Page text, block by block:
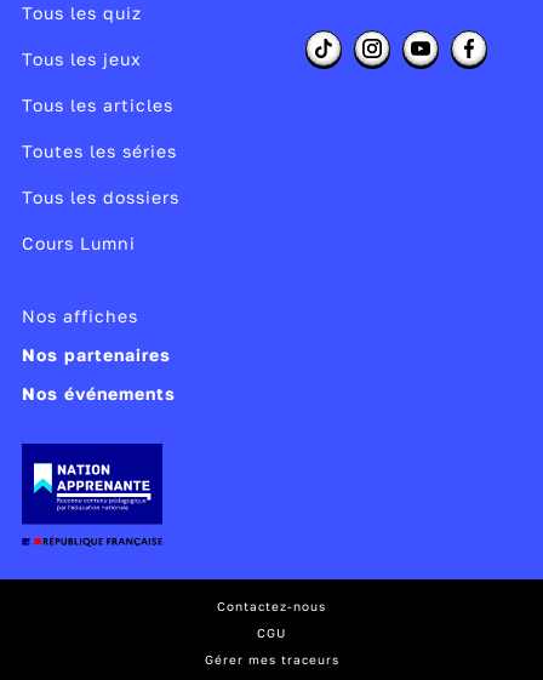
Tous les quiz
Tous les jeux
Tous les articles
Toutes les séries
Tous les dossiers
Cours Lumni
Nos affiches
Nos partenaires
Nos événements
Contactez-nous
CGU
Gérer mes traceurs